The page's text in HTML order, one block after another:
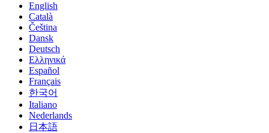
English
Català
Čeština
Dansk
Deutsch
Ελληνικά
Español
Français
한국어
Italiano
Nederlands
日本語